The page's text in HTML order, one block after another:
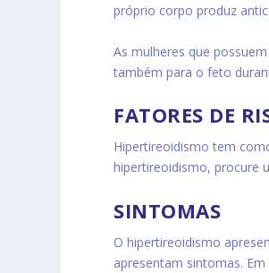
próprio corpo produz
As mulheres que
também para o feto
FATORES DE
Hipertireoidismo tem
hipertireoidismo, procure
SINTOMAS
O hipertireoidismo
apresentam sintomas.